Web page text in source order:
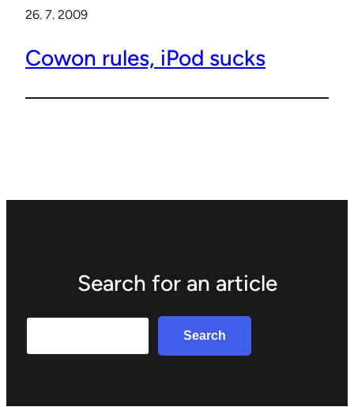
26. 7. 2009
Cowon rules, iPod sucks
Search for an article
Search